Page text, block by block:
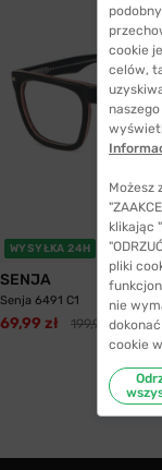
WYSYŁKA 24H
SENJA
Senja 6491 C1
69,99 zł 199,99 zł
cookie
celów,
Możesz
klikając
pliki
nie
cookie